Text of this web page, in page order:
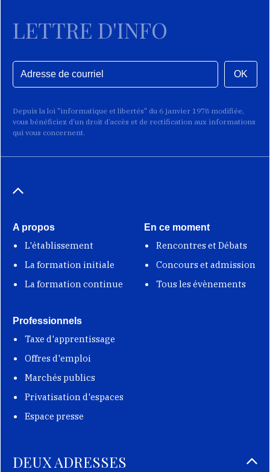
LETTRE D'INFO
OK
Depuis la loi "informatique et libertés" du 6 janvier 1978 modifiée,
vous bénéficiez d’un droit d’accès et de rectification aux informations
qui vous concernent.
A propos
L'établissement
La formation initiale
La formation continue
En ce moment
Rencontres et Débats
Concours et admission
Tous les évènements
Professionnels
Taxe d'apprentissage
Offres d'emploi
Marchés publics
Privatisation d'espaces
Espace presse
DEUX ADRESSES